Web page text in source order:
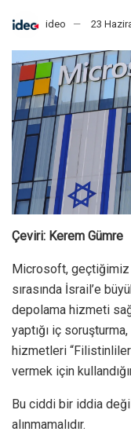
ideo 23
Çeviri: Kerem Gümre
Microsoft, geçtiğimiz
sırasında İsrail’e
depolama hizmeti
yaptığı iç
hizmetleri
vermek için
Bu ciddi bir iddia
alınmamalıdır.